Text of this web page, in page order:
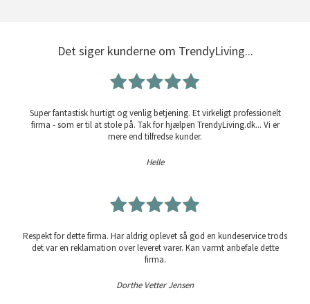
Det siger kunderne om TrendyLiving...
Super fantastisk hurtigt og venlig betjening. Et virkeligt professionelt
firma - som er til at stole på. Tak for hjælpen TrendyLiving.dk... Vi er
mere end tilfredse kunder.
Helle
Respekt for dette firma. Har aldrig oplevet så god en kundeservice trods
det var en reklamation over leveret varer. Kan varmt anbefale dette
firma.
Dorthe Vetter Jensen